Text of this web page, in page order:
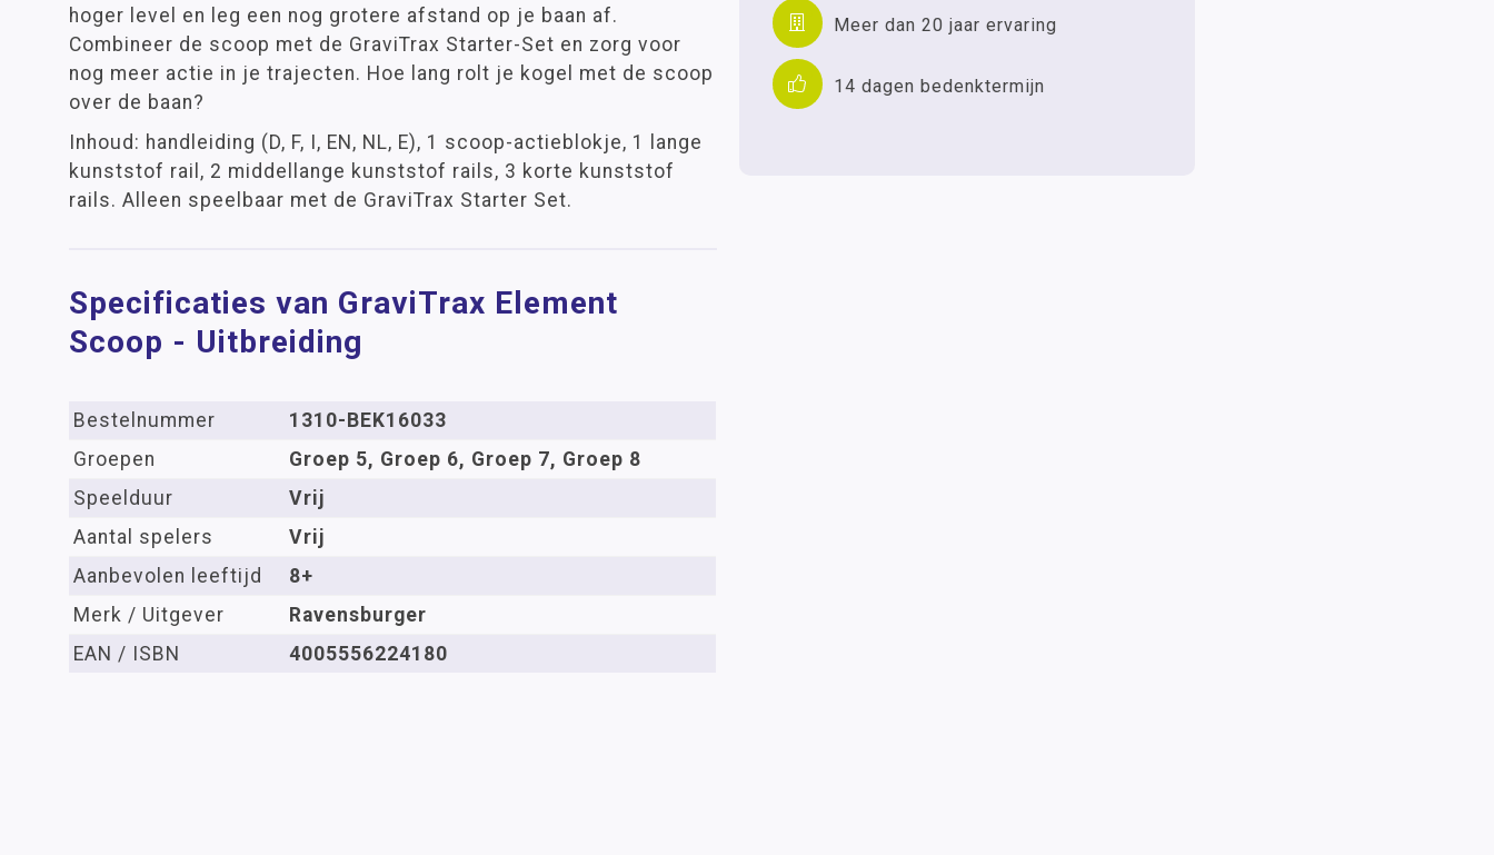
Meer dan 20 jaar ervaring
14 dagen bedenktermijn
hoger level en leg een nog grotere afstand op je baan af.
Combineer de scoop met de GraviTrax Starter-Set en zorg voor
nog meer actie in je trajecten. Hoe lang rolt je kogel met de scoop
over de baan?
Inhoud: handleiding (D, F, I, EN, NL, E), 1 scoop-actieblokje, 1 lange
kunststof rail, 2 middellange kunststof rails, 3 korte kunststof
rails. Alleen speelbaar met de GraviTrax Starter Set.
Specificaties van GraviTrax Element
Scoop - Uitbreiding
Bestelnummer
1310-BEK16033
Groepen
Groep 5, Groep 6, Groep 7, Groep 8
Speelduur
Vrij
Aantal spelers
Vrij
Aanbevolen leeftijd
8+
Merk / Uitgever
Ravensburger
EAN / ISBN
4005556224180